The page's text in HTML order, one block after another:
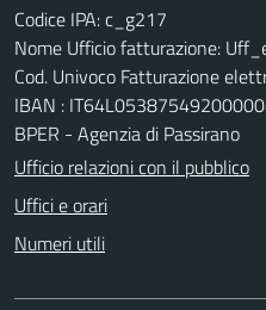
Codice IPA: c_g217
Nome Ufficio fatturazione:
Cod. Univoco Fatturazione
IBAN :
BPER - Agenzia di Passirano
Ufficio relazioni con il pubblico
Uffici e orari
Numeri utili